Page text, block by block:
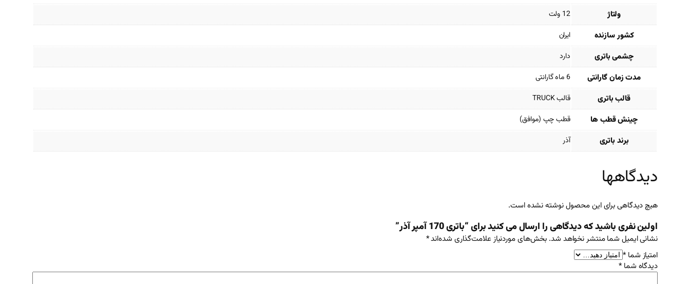
ولتاژ 12 ولت
کشور سازنده ایران
چشمی باتری دارد
مدت زمان گارانتی 6 ماه گارانتی
قالب باتری قالب TRUCK
چینش قطب ها قطب چپ (موافق)
برند باتری آذر
دیدگاهها
هیچ دیدگاهی برای این محصول نوشته نشده است.
اولین نفری باشید که دیدگاهی را ارسال می کنید برای “باتری 170 آمپر آذر”
نشانی ایمیل شما منتشر نخواهد شد. بخش‌های موردنیاز علامت‌گذاری شده‌اند*
امتیاز شما *
دیدگاه شما *